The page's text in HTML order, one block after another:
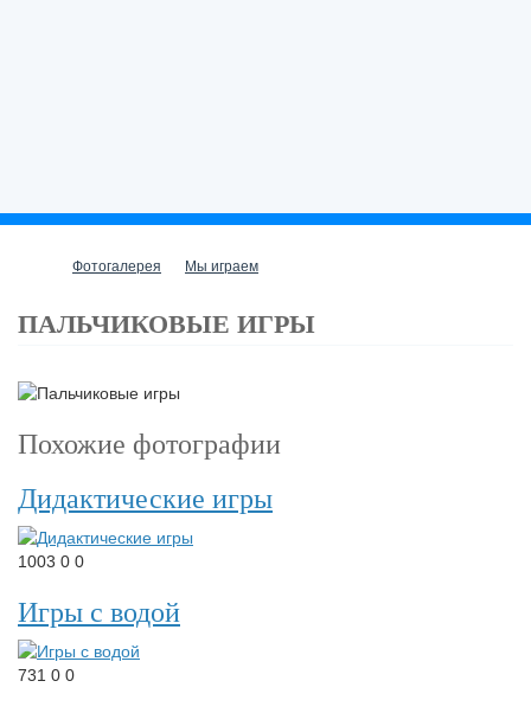
Фотогалерея Мы играем
ПАЛЬЧИКОВЫЕ ИГРЫ
Похожие фотографии
Дидактические игры
1003 0 0
Игры с водой
731 0 0